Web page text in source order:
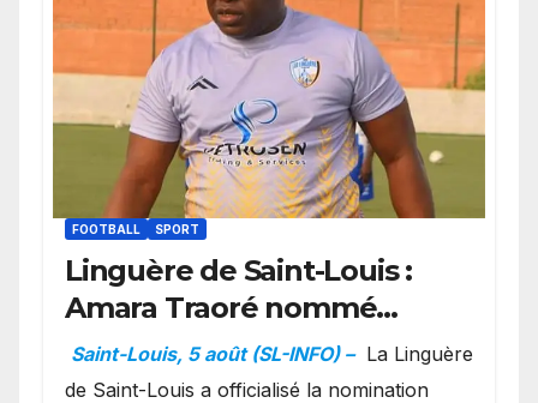
FOOTBALL SPORT
Linguère de Saint-Louis :
Amara Traoré nommé
manager sportif et
entraîneur de l’équipe
Saint-Louis, 5 août (SL-INFO) – La Linguère
de Saint-Louis a officialisé la nomination